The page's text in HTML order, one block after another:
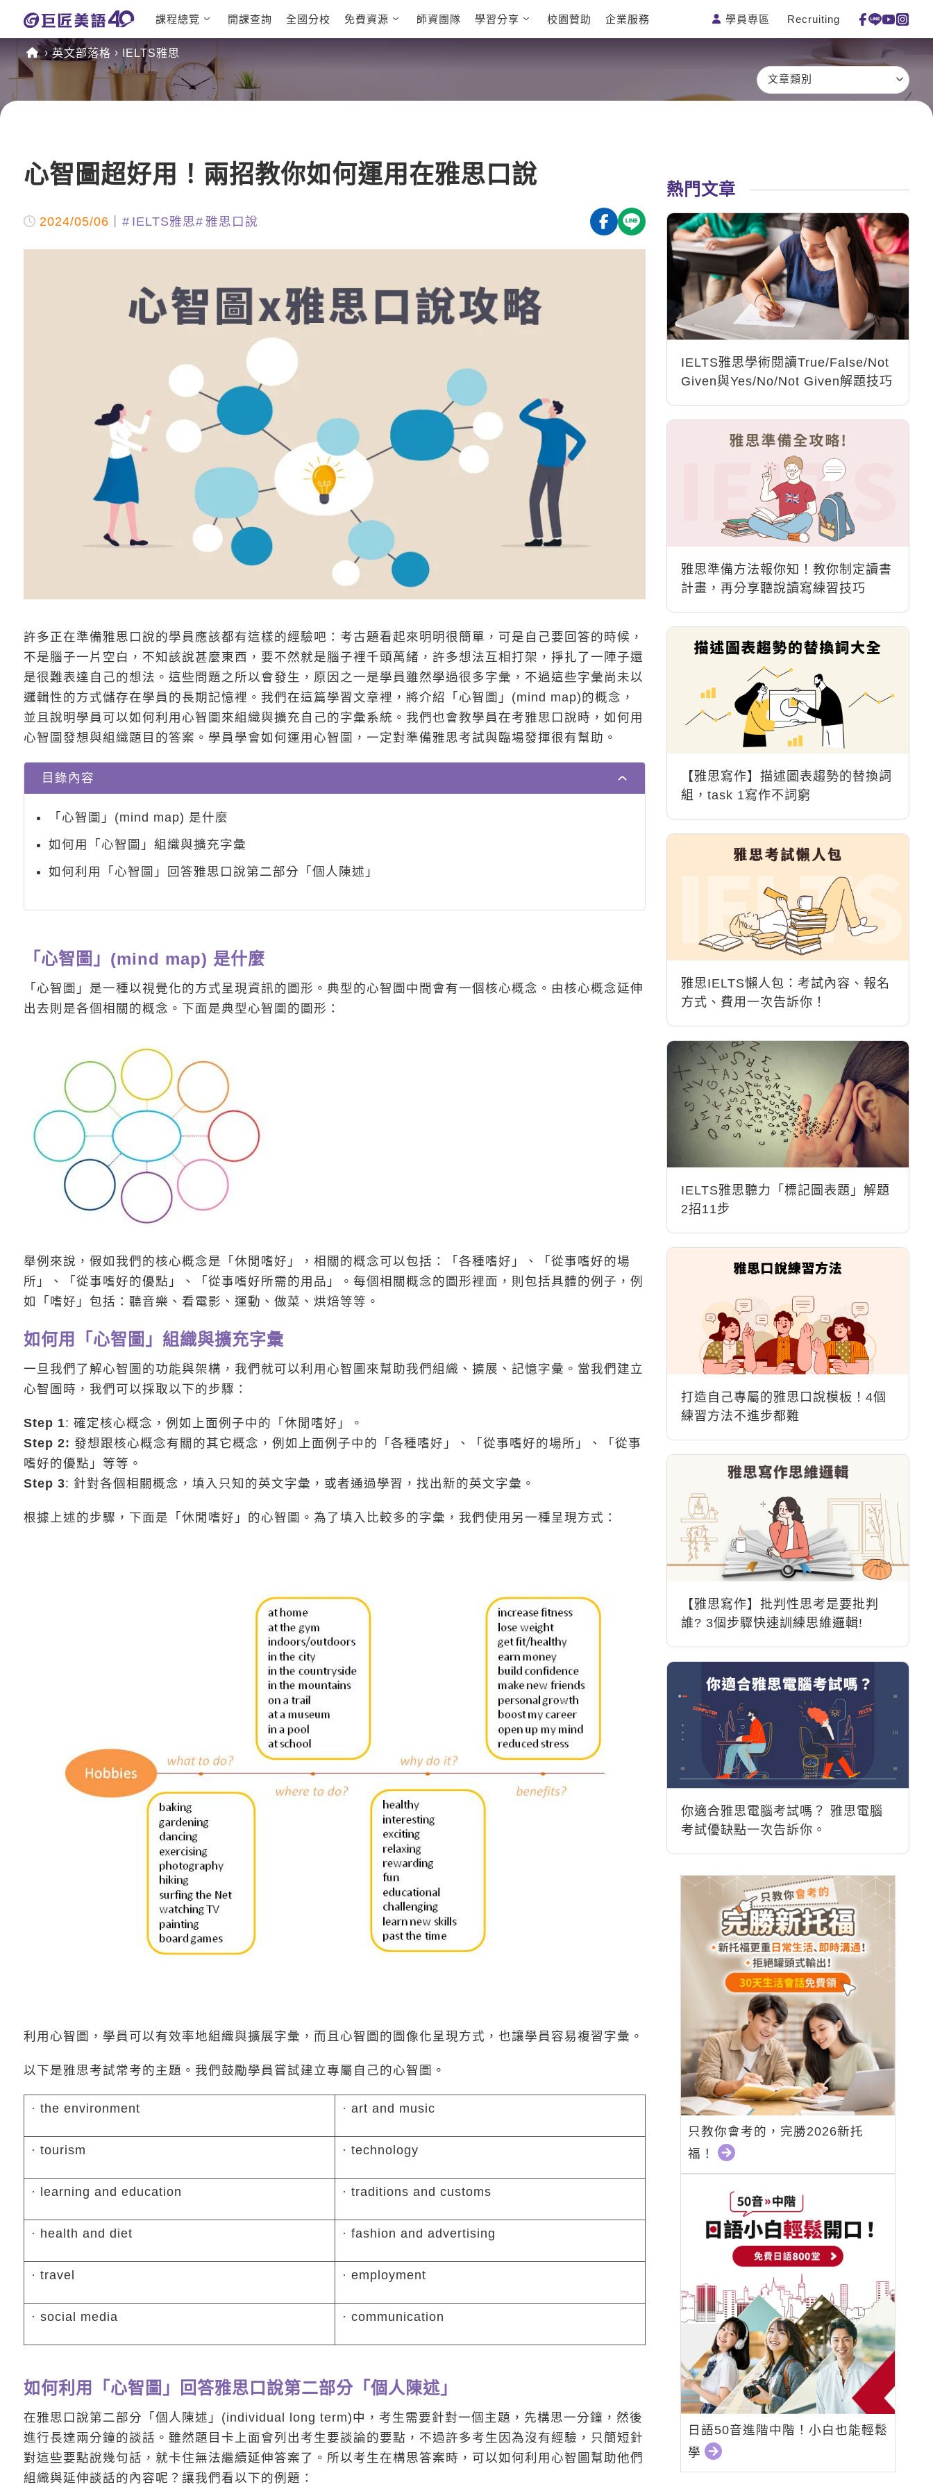
課程總覽
日語課程總表
英文課程總表
英文會話
TED Talks
CNN聽力強化
韓語
一對一家教
企業訓練
開課查詢 全國分校 免費資源 師資團隊 學習分享 校園贊助 企業服務 學員專區 Recruiting
英文部落格 IELTS雅思
文章類別
心智圖超好用！兩招教你如何運用在雅思口說
2024/05/06 IELTS雅思 雅思口說
許多正在準備雅思口說的學員應該都有這樣的經驗吧：考古題看起來明明很簡單，可是自己要回答的時候，
不是腦子一片空白，不知該說甚麼東西，要不然就是腦子裡千頭萬緒，許多想法互相打架，掙扎了一陣子還
是很難表達自己的想法。這些問題之所以會發生，原因之一是學員雖然學過很多字彙，不過這些字彙尚未以
邏輯性的方式儲存在學員的長期記憶裡。我們在這篇學習文章裡，將介紹「心智圖」(mind map)的概念，
並且說明學員可以如何利用心智圖來組織與擴充自己的字彙系統。我們也會教學員在考雅思口說時，如何用
心智圖發想與組織題目的答案。學員學會如何運用心智圖，一定對準備雅思考試與臨場發揮很有幫助。
目錄內容
「心智圖」(mind map) 是什麼
如何用「心智圖」組織與擴充字彙
如何利用「心智圖」回答雅思口說第二部分「個人陳述」
「心智圖」(mind map) 是什麼
「心智圖」是一種以視覺化的方式呈現資訊的圖形。典型的心智圖中間會有一個核心概念。由核心概念延伸
出去則是各個相關的概念。下面是典型心智圖的圖形：
舉例來說，假如我們的核心概念是「休閒嗜好」，相關的概念可以包括：「各種嗜好」、「從事嗜好的場
所」、「從事嗜好的優點」、「從事嗜好所需的用品」。每個相關概念的圖形裡面，則包括具體的例子，例
如「嗜好」包括：聽音樂、看電影、運動、做菜、烘焙等等。
如何用「心智圖」組織與擴充字彙
一旦我們了解心智圖的功能與架構，我們就可以利用心智圖來幫助我們組織、擴展、記憶字彙。當我們建立
心智圖時，我們可以採取以下的步驟：
Step 1: 確定核心概念，例如上面例子中的「休閒嗜好」。
Step 2: 發想跟核心概念有關的其它概念，例如上面例子中的「各種嗜好」、「從事嗜好的場所」、「從事
嗜好的優點」等等。
Step 3: 針對各個相關概念，填入只知的英文字彙，或者通過學習，找出新的英文字彙。
根據上述的步驟，下面是「休閒嗜好」的心智圖。為了填入比較多的字彙，我們使用另一種呈現方式：
利用心智圖，學員可以有效率地組織與擴展字彙，而且心智圖的圖像化呈現方式，也讓學員容易複習字彙。
以下是雅思考試常考的主題。我們鼓勵學員嘗試建立專屬自己的心智圖。
· the environment · art and music
· tourism · technology
· learning and education · traditions and customs
· health and diet · fashion and advertising
· travel · employment
· social media · communication
如何利用「心智圖」回答雅思口說第二部分「個人陳述」
在雅思口說第二部分「個人陳述」(individual long term)中，考生需要針對一個主題，先構思一分鐘，然後
進行長達兩分鐘的談話。雖然題目卡上面會列出考生要談論的要點，不過許多考生因為沒有經驗，只簡短針
對這些要點說幾句話，就卡住無法繼續延伸答案了。所以考生在構思答案時，可以如何利用心智圖幫助他們
組織與延伸談話的內容呢？讓我們看以下的例題：
熱門文章
IELTS雅思學術閱讀True/False/Not
Given與Yes/No/Not Given解題技巧
雅思準備方法報你知！教你制定讀書
計畫，再分享聽說讀寫練習技巧
【雅思寫作】描述圖表趨勢的替換詞
組，task 1寫作不詞窮
雅思IELTS懶人包：考試內容、報名
方式、費用一次告訴你！
IELTS雅思聽力「標記圖表題」解題
2招11步
打造自己專屬的雅思口說模板！4個
練習方法不進步都難
【雅思寫作】批判性思考是要批判
誰? 3個步驟快速訓練思維邏輯!
你適合雅思電腦考試嗎？ 雅思電腦
考試優缺點一次告訴你。
只教你會考的，完勝2026新托
福！
日語50音進階中階！小白也能輕鬆
學